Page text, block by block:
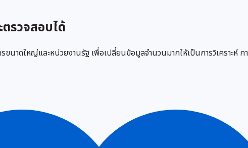
ตรวจสอบได้
ใหญ่และหน่วยงานรัฐ เพื่อเปลี่ยนข้อมูลจำนวนมากให้เป็นการวิเคราะห์ ก